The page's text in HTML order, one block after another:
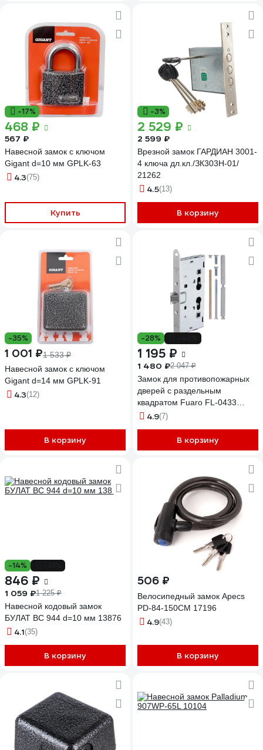
-17%
468 ₽
567 ₽
Навесной замок с ключом
Gigant d=10 мм GPLK-63
4.3(75)
Купить
-3%
2 529 ₽
2 599 ₽
Врезной замок ГАРДИАН 3001-
4 ключа дл.кл./ЗК303Н-01/
21262
4.5(13)
В корзину
-35%
1 001 ₽1 533 ₽
Навесной замок с ключом
Gigant d=14 мм GPLK-91
4.3(12)
В корзину
-28%
1 195 ₽
1 480 ₽2 047 ₽
Замок для противопожарных
дверей с раздельным
квадратом Fuaro FL-0433
ANTI-PANIC 28745
4.9(7)
В корзину
-14%
846 ₽
1 059 ₽1 225 ₽
Навесной кодовый замок
БУЛАТ ВС 944 d=10 мм 13876
4.1(35)
В корзину
506 ₽
Велосипедный замок Apecs
PD-84-150CM 17196
4.9(43)
В корзину